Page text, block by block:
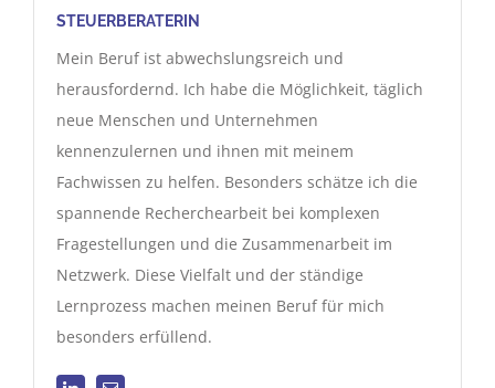
STEUERBERATERIN
Mein Beruf ist abwechslungsreich und
herausfordernd. Ich habe die Möglichkeit, täglich
neue Menschen und Unternehmen
kennenzulernen und ihnen mit meinem
Fachwissen zu helfen. Besonders schätze ich die
spannende Recherchearbeit bei komplexen
Fragestellungen und die Zusammenarbeit im
Netzwerk. Diese Vielfalt und der ständige
Lernprozess machen meinen Beruf für mich
besonders erfüllend.